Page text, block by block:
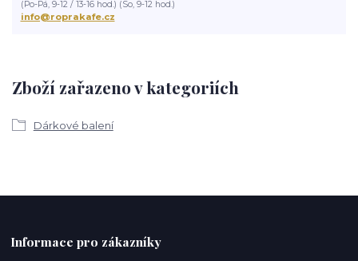
Zboží zařazeno v kategoriích
Dárkové balení
(Po-Pá, 9-12 / 13-16 hod.) (So, 9-12 hod.)
info@roprakafe.cz
Informace pro zákazníky